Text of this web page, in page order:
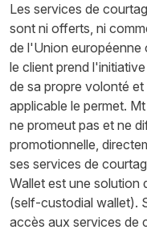
Les services de
sont ni offerts, ni
de l'Union européenne
le client prend
de sa propre volonté
applicable le permet.
ne promeut pas et ne
promotionnelle,
ses services de
Wallet est une solution
(self-custodial wallet).
accès aux services de